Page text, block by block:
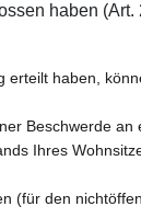
haben (Art.
erteilt haben,
Beschwerde
Ihres
(für den